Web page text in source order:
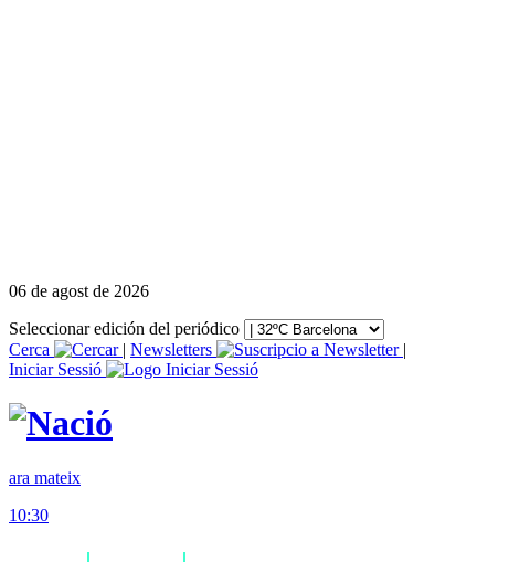
06 de agost de 2026
Seleccionar edición del periódico
Cerca
| Newsletters
|
Iniciar Sessió
ara mateix
10:30